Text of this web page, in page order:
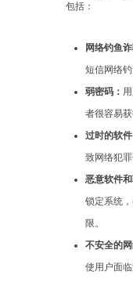
包括：
网络钓鱼诈
短信网络钓
弱密码：
者很容易获
过时的软件
致网络犯罪
恶意软件
锁定系统
限。
不安全的网
使用户面临